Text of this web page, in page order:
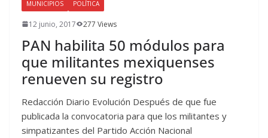
MUNICIPIOS POLÍTICA
12 junio, 2017 277 Views
PAN habilita 50 módulos para
que militantes mexiquenses
renueven su registro
Redacción Diario Evolución Después de que fue
publicada la convocatoria para que los militantes y
simpatizantes del Partido Acción Nacional